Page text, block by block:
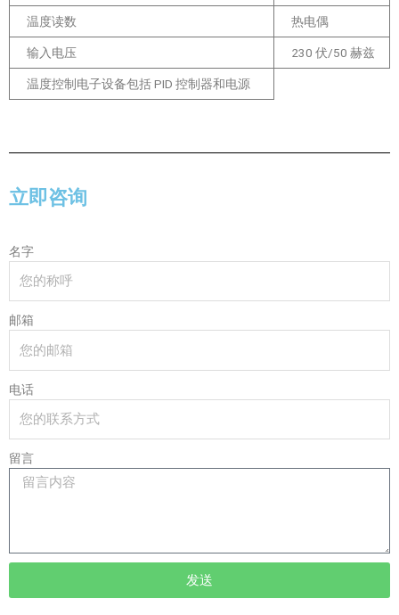
温度读数 热电偶
输入电压 230 伏/50 赫兹
温度控制电子设备包括 PID 控制器和电源
立即咨询
名字
邮箱
电话
留言
发送